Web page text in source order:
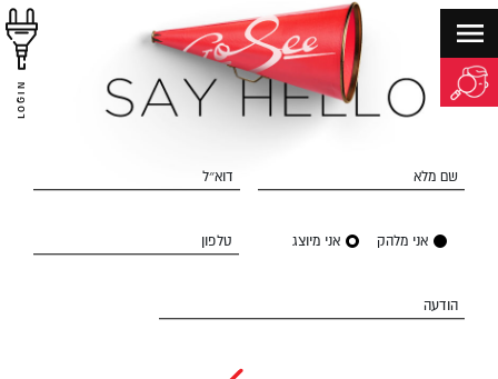
LOGIN
שם מלא דוא״ל
אני מלהק אני מיוצג טלפון
הודעה